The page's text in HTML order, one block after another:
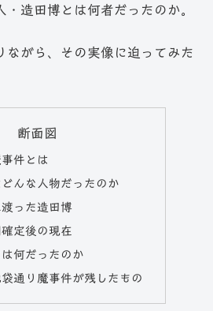
造田博とは何者だったのか。
ながら、その実像に迫ってみた
断面図
件とは
んな人物だったのか
った造田博
定後の現在
何だったのか
通り魔事件が残したもの